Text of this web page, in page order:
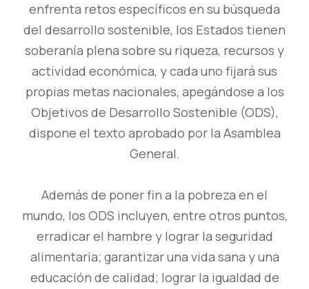
enfrenta retos específicos en su búsqueda
del desarrollo sostenible, los Estados tienen
soberanía plena sobre su riqueza, recursos y
actividad económica, y cada uno fijará sus
propias metas nacionales, apegándose a los
Objetivos de Desarrollo Sostenible (ODS),
dispone el texto aprobado por la Asamblea
General.
Además de poner fin a la pobreza en el
mundo, los ODS incluyen, entre otros puntos,
erradicar el hambre y lograr la seguridad
alimentaria; garantizar una vida sana y una
educación de calidad; lograr la igualdad de